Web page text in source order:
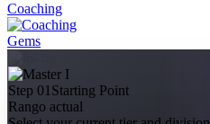
Coaching
Gems
Step 01 Starting Point
Rango actual